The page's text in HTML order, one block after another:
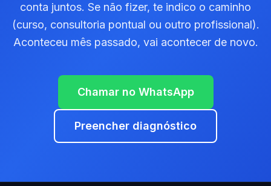
conta juntos. Se não fizer, te indico o caminho
(curso, consultoria pontual ou outro profissional).
Aconteceu mês passado, vai acontecer de novo.
Chamar no WhatsApp
Preencher diagnóstico